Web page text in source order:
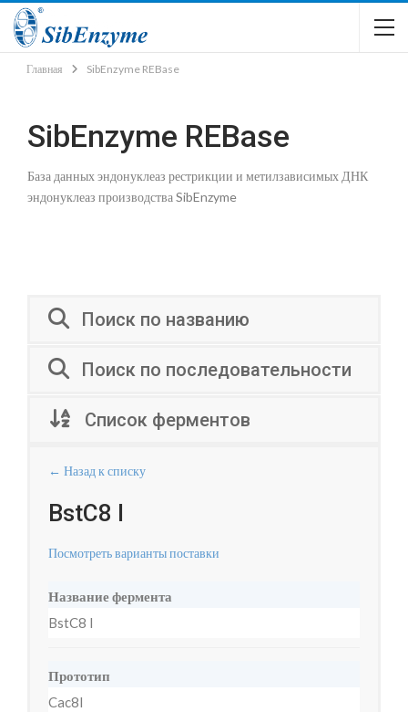
Главная SibEnzyme REBase
SibEnzyme REBase
База данных эндонуклеаз рестрикции и метилзависимых ДНК
эндонуклеаз производства SibEnzyme
Поиск по названию
Поиск по последовательности
Список ферментов
← Назад к списку
BstC8 I
Посмотреть варианты поставки
Название фермента
BstC8 I
Прототип
Cac8I